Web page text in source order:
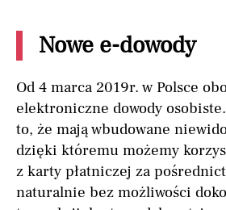
Nowe e-dowody
Od 4 marca 2019r. w Polsce
elektroniczne dowody
to, że mają wbudowane
dzięki któremu możemy
z karty płatniczej za
naturalnie bez możliwości